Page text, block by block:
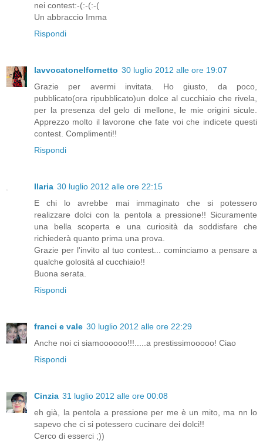
nei contest:-(:-(:-(
Un abbraccio Imma
Rispondi
lavvocatonelfornetto 30 luglio 2012 alle ore 19:07
Grazie per avermi invitata. Ho giusto, da poco,
pubblicato(ora ripubblicato)un dolce al cucchiaio che rivela,
per la presenza del gelo di mellone, le mie origini sicule.
Apprezzo molto il lavorone che fate voi che indicete questi
contest. Complimenti!!
Rispondi
Ilaria 30 luglio 2012 alle ore 22:15
E chi lo avrebbe mai immaginato che si potessero
realizzare dolci con la pentola a pressione!! Sicuramente
una bella scoperta e una curiosità da soddisfare che
richiederà quanto prima una prova.
Grazie per l'invito al tuo contest... cominciamo a pensare a
qualche golosità al cucchiaio!!
Buona serata.
Rispondi
franci e vale 30 luglio 2012 alle ore 22:29
Anche noi ci siamoooooo!!!.....a prestissimooooo! Ciao
Rispondi
Cinzia 31 luglio 2012 alle ore 00:08
eh già, la pentola a pressione per me è un mito, ma nn lo
sapevo che ci si potessero cucinare dei dolci!!
Cerco di esserci ;))